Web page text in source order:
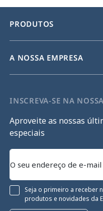
PRODUTOS
A NOSSA EMPRESA
INSCREVA-SE NA
Aproveite as nossas
especiais
Seja o primeiro a receber
produtos e novidades da